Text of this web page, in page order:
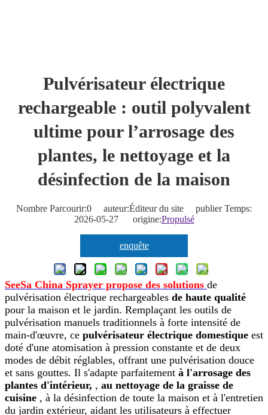
Pulvérisateur électrique
rechargeable : outil polyvalent
ultime pour l’arrosage des
plantes, le nettoyage et la
désinfection de la maison
Nombre Parcourir:0 auteur:Éditeur du site publier Temps:
2026-05-27 origine:Propulsé
enquête
SeeSa China Sprayer propose des solutions de
pulvérisation électrique rechargeables de haute qualité
pour la maison et le jardin. Remplaçant les outils de
pulvérisation manuels traditionnels à forte intensité de
main-d'œuvre, ce pulvérisateur électrique domestique est
doté d'une atomisation à pression constante et de deux
modes de débit réglables, offrant une pulvérisation douce
et sans gouttes. Il s'adapte parfaitement à l'arrosage des
plantes d'intérieur, , au nettoyage de la graisse de
cuisine , à la désinfection de toute la maison et à l'entretien
du jardin extérieur, aidant les utilisateurs à effectuer